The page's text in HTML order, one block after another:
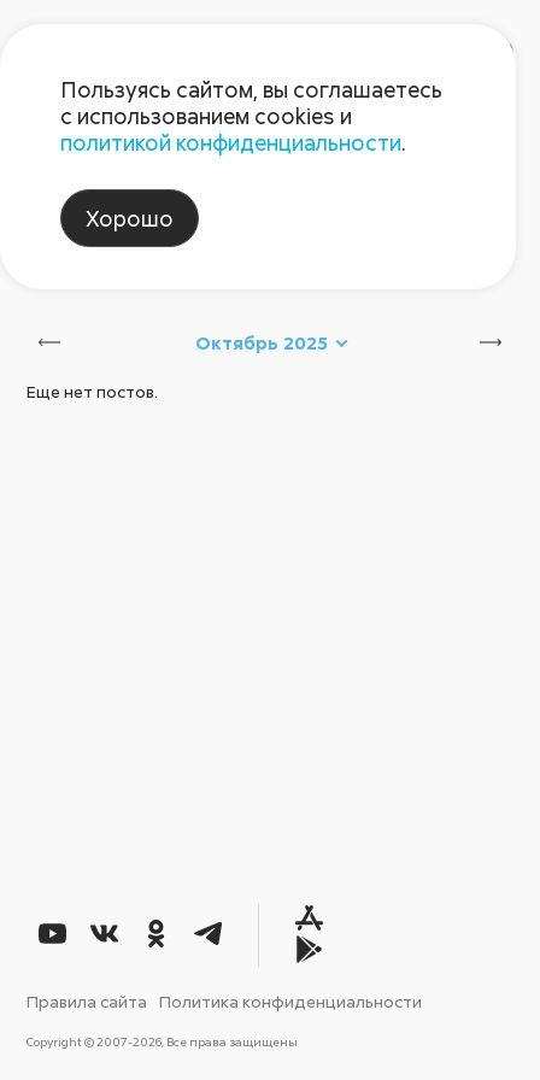
Блог Августа
Октябрь 2025
Еще нет постов.
Правила сайта Политика конфиденциальности
Copyright © 2007-2026, Все права защищены
Пользуясь сайтом, вы соглашаетесь
с использованием cookies и
политикой конфиденциальности.
Хорошо